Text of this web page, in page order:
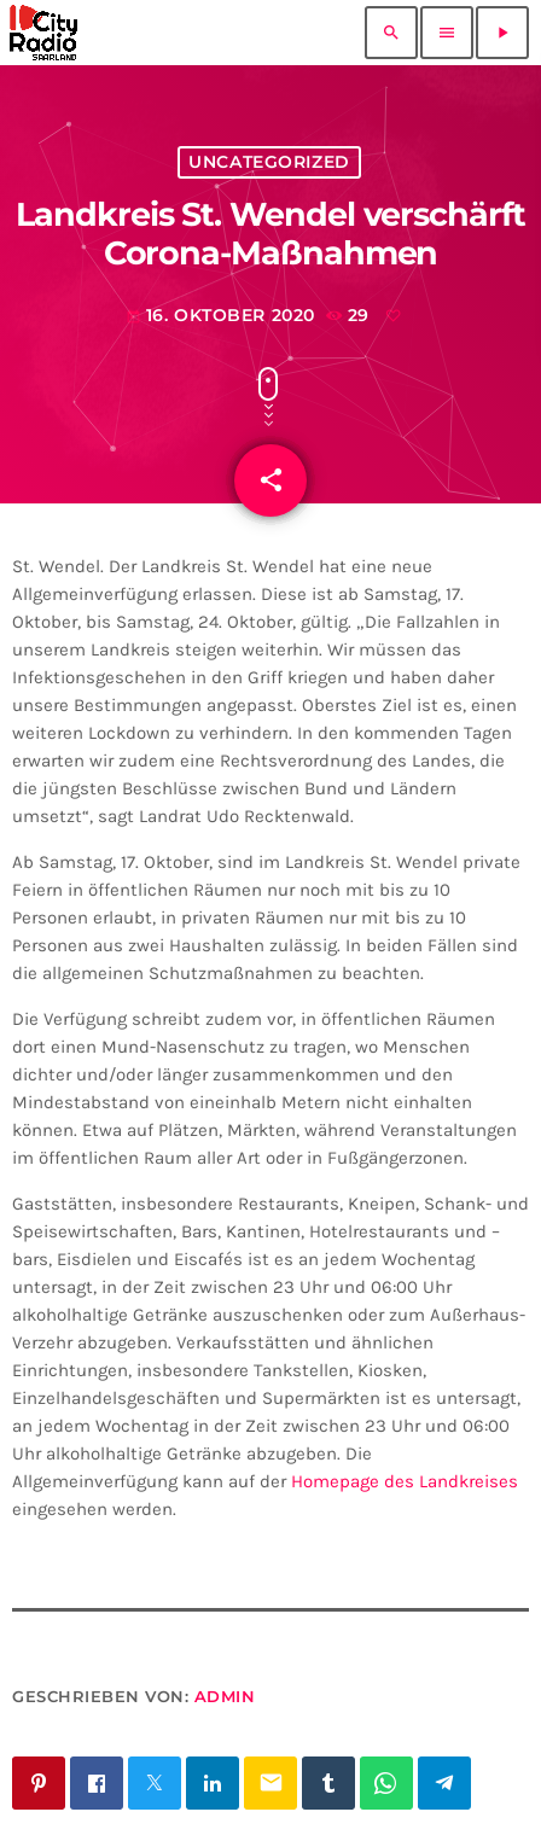
search menu play_arrow
UNCATEGORIZED
Landkreis St. Wendel verschärft
Corona-Maßnahmen
today 16. OKTOBER 2020 29
share
email
St. Wendel. Der Landkreis St. Wendel hat eine neue
Allgemeinverfügung erlassen. Diese ist ab Samstag, 17.
Oktober, bis Samstag, 24. Oktober, gültig. „Die Fallzahlen in
unserem Landkreis steigen weiterhin. Wir müssen das
Infektionsgeschehen in den Griff kriegen und haben daher
unsere Bestimmungen angepasst. Oberstes Ziel ist es, einen
weiteren Lockdown zu verhindern. In den kommenden Tagen
erwarten wir zudem eine Rechtsverordnung des Landes, die
die jüngsten Beschlüsse zwischen Bund und Ländern
umsetzt“, sagt Landrat Udo Recktenwald.
Ab Samstag, 17. Oktober, sind im Landkreis St. Wendel private
Feiern in öffentlichen Räumen nur noch mit bis zu 10
Personen erlaubt, in privaten Räumen nur mit bis zu 10
Personen aus zwei Haushalten zulässig. In beiden Fällen sind
die allgemeinen Schutzmaßnahmen zu beachten.
Die Verfügung schreibt zudem vor, in öffentlichen Räumen
dort einen Mund-Nasenschutz zu tragen, wo Menschen
dichter und/oder länger zusammenkommen und den
Mindestabstand von eineinhalb Metern nicht einhalten
können. Etwa auf Plätzen, Märkten, während Veranstaltungen
im öffentlichen Raum aller Art oder in Fußgängerzonen.
Gaststätten, insbesondere Restaurants, Kneipen, Schank- und
Speisewirtschaften, Bars, Kantinen, Hotelrestaurants und –
bars, Eisdielen und Eiscafés ist es an jedem Wochentag
untersagt, in der Zeit zwischen 23 Uhr und 06:00 Uhr
alkoholhaltige Getränke auszuschenken oder zum Außerhaus-
Verzehr abzugeben. Verkaufsstätten und ähnlichen
Einrichtungen, insbesondere Tankstellen, Kiosken,
Einzelhandelsgeschäften und Supermärkten ist es untersagt,
an jedem Wochentag in der Zeit zwischen 23 Uhr und 06:00
Uhr alkoholhaltige Getränke abzugeben. Die
Allgemeinverfügung kann auf der Homepage des Landkreises
eingesehen werden.
GESCHRIEBEN VON: ADMIN
email